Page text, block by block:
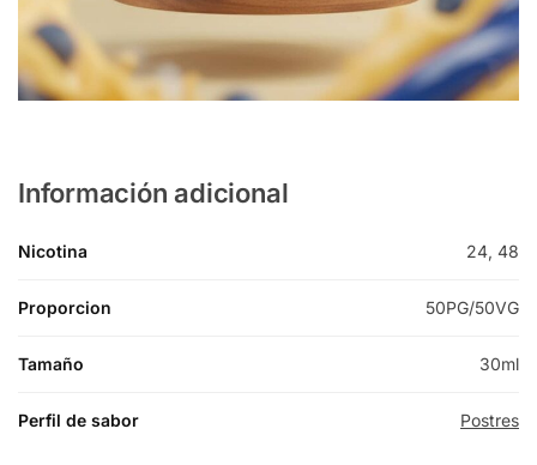
Información adicional
Nicotina 24, 48
Proporcion 50PG/50VG
Tamaño 30ml
Perfil de sabor Postres